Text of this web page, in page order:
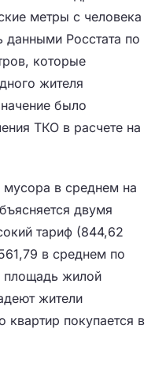
метры с человека
данными Росстата по
которые
жителя
было
ТКО в расчете на
в среднем на
двумя
тариф (844,62
в среднем по
площадь жилой
жители
квартир покупается в